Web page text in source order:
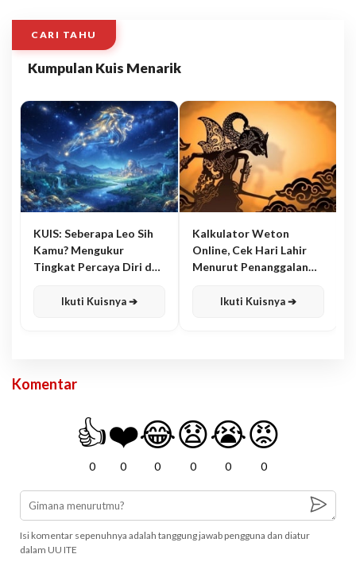
CARI TAHU
Kumpulan Kuis Menarik
KUIS: Seberapa Leo Sih
Kamu? Mengukur
Tingkat Percaya Diri dan
Ikuti Kuisnya ➔
Kalkulator Weton
Online, Cek Hari Lahir
Menurut Penanggalan
Ikuti Kuisnya ➔
Komentar
👍
0
❤️
0
😂
0
😧
0
😭
0
😡
0
Isi komentar sepenuhnya adalah tanggung jawab pengguna dan diatur
dalam UU ITE